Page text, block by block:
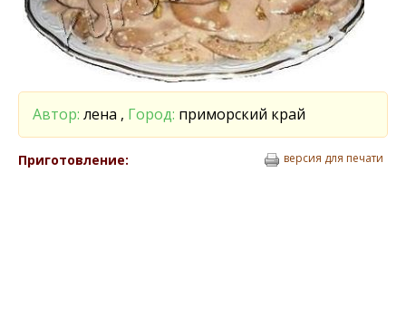
Автор: лена , Город: приморский край
Приготовление: версия для печати